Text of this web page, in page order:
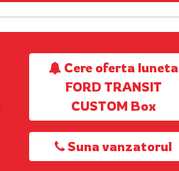
Cere oferta luneta
FORD TRANSIT
CUSTOM Box
Suna vanzatorul